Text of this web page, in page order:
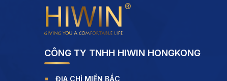
CÔNG TY TNHH HIWIN HONGKONG
ĐỊA CHỈ MIỀN BẮC